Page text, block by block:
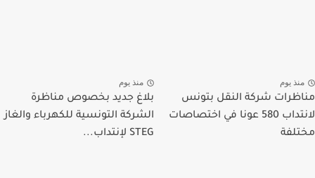
يوم
شركة النقل بتونس
لانتداب 580 عونا في اختصاصات
منذ يوم
بلاغ جديد بخصوص مناظرة
الشركة التونسية للكهرباء والغاز
STEG لإنتداب...